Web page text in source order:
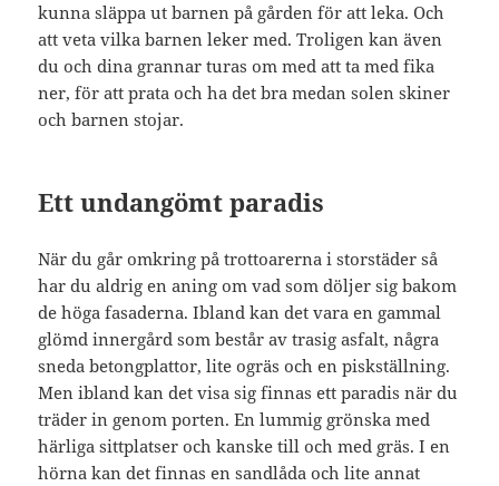
kunna släppa ut barnen på gården för att leka. Och
att veta vilka barnen leker med. Troligen kan även
du och dina grannar turas om med att ta med fika
ner, för att prata och ha det bra medan solen skiner
och barnen stojar.
Ett undangömt paradis
När du går omkring på trottoarerna i storstäder så
har du aldrig en aning om vad som döljer sig bakom
de höga fasaderna. Ibland kan det vara en gammal
glömd innergård som består av trasig asfalt, några
sneda betongplattor, lite ogräs och en piskställning.
Men ibland kan det visa sig finnas ett paradis när du
träder in genom porten. En lummig grönska med
härliga sittplatser och kanske till och med gräs. I en
hörna kan det finnas en sandlåda och lite annat